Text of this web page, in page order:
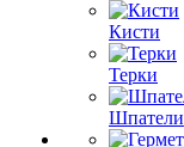
Кисти
Терки
Шпатели